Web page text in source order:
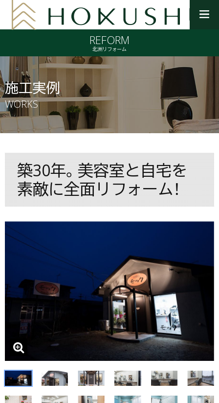
を
REFORM
北洲リフォーム
施工実例
WORKS
築30年。美容室と自宅を
素敵に全面リフォーム！